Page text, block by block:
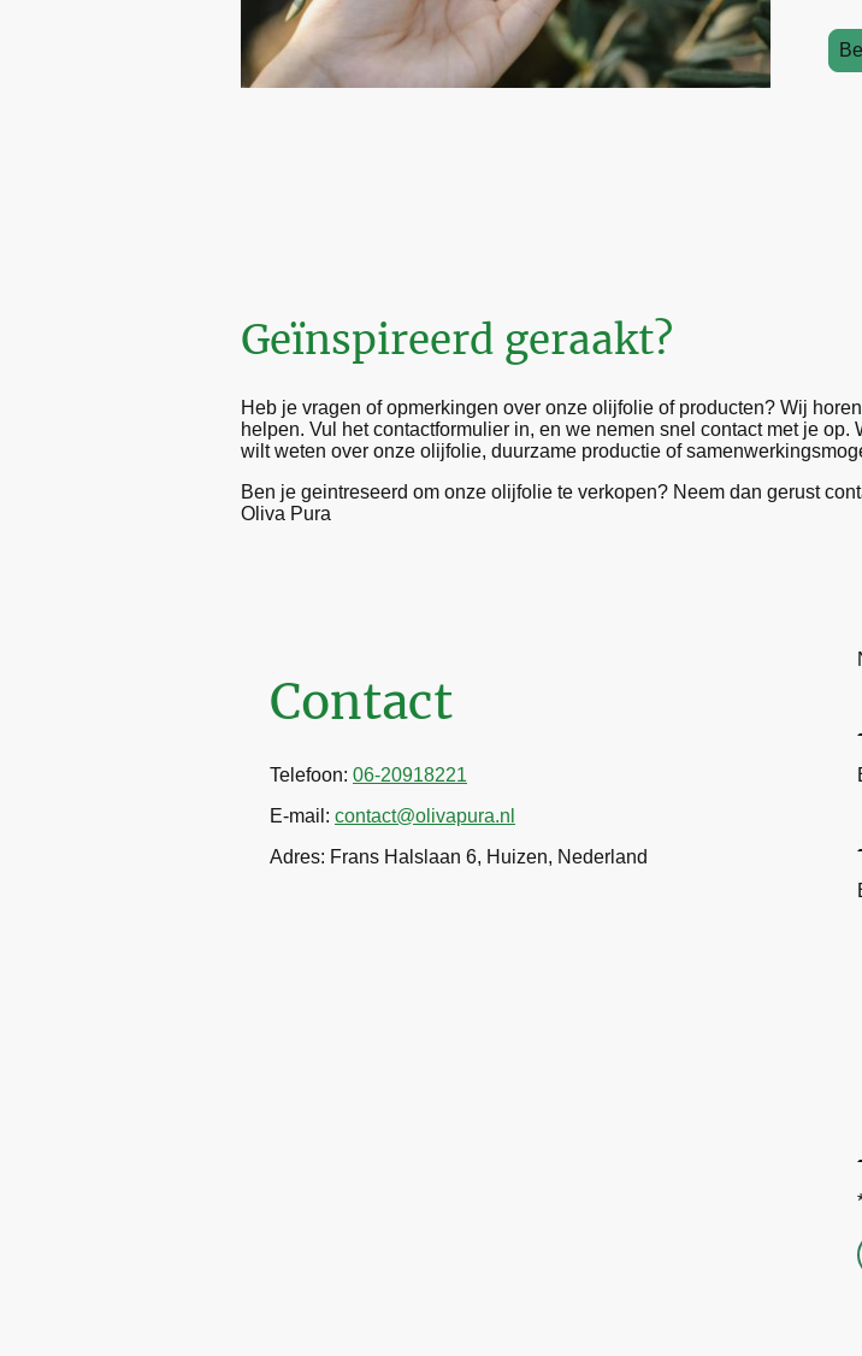
Geïnspireerd geraakt?
Heb je vragen of opmerkingen over onze olijfolie of producten? Wij
helpen. Vul het contactformulier in, en we nemen snel contact met je
wilt weten over onze olijfolie, duurzame productie of
Ben je geintreseerd om onze olijfolie te verkopen? Neem dan gerust
Oliva Pura
Contact
Telefoon: 06-20918221
E-mail: contact@olivapura.nl
Adres: Frans Halslaan 6, Huizen, Nederland